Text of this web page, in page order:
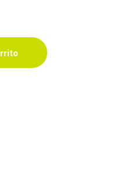
Ceys 1000 gr quantity